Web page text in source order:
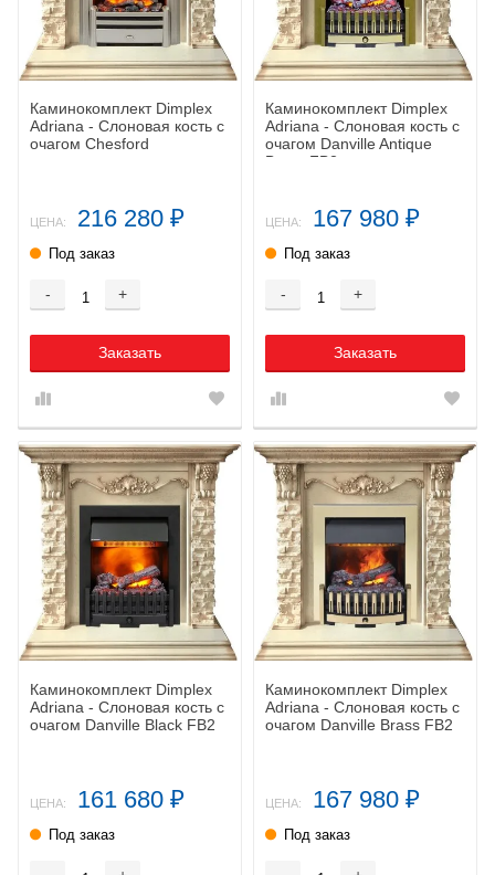
Каминокомплект Dimplex
Adriana - Cлоновая кость с
очагом Chesford
ЦЕНА: 216 280 ₽
Под заказ
- +
Заказать
Каминокомплект Dimplex
Adriana - Cлоновая кость с
очагом Danville Antique
Brass FB2
ЦЕНА: 167 980 ₽
Под заказ
- +
Заказать
Каминокомплект Dimplex
Adriana - Cлоновая кость с
очагом Danville Black FB2
ЦЕНА: 161 680 ₽
Под заказ
Каминокомплект Dimplex
Adriana - Cлоновая кость с
очагом Danville Brass FB2
ЦЕНА: 167 980 ₽
Под заказ